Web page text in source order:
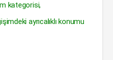
kategorisi,
ayrıcalıklı konumu